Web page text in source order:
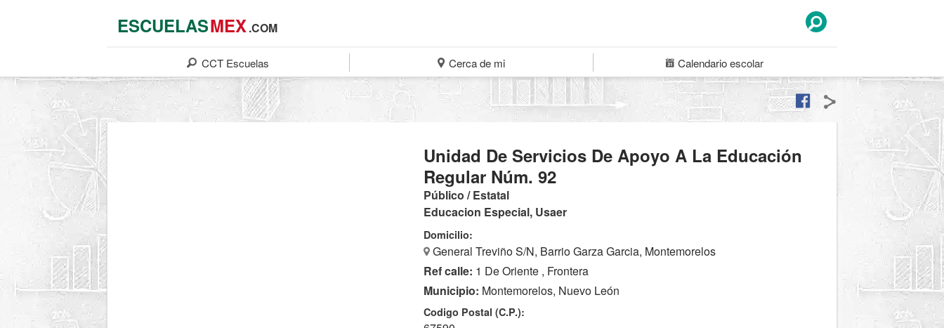
ESCUELASMEX.COM
CCT Escuelas Cerca de mi Calendarioescolar
Unidad De Servicios De Apoyo A La Educación
Regular Núm. 92
Público / Estatal
Educacion Especial, Usaer
Domicilio:
General Treviño S/N, Barrio Garza Garcia, Montemorelos
Ref calle: 1 De Oriente , Frontera
Municipio: Montemorelos, Nuevo León
Codigo Postal (C.P.):